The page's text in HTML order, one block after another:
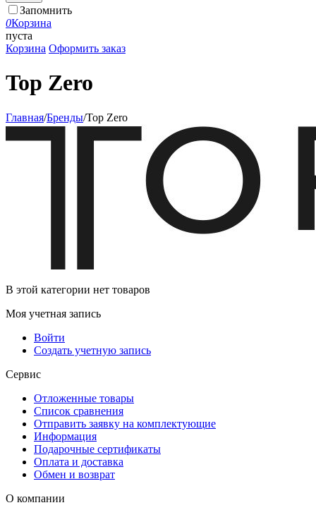
Запомнить
0Корзина
пуста
Корзина Оформить заказ
Top Zero
Главная/Бренды/Top Zero
В этой категории нет товаров
Моя учетная запись
Войти
Создать учетную запись
Сервис
Отложенные товары
Список сравнения
Отправить заявку на комплектующие
Информация
Подарочные сертификаты
Оплата и доставка
Обмен и возврат
О компании